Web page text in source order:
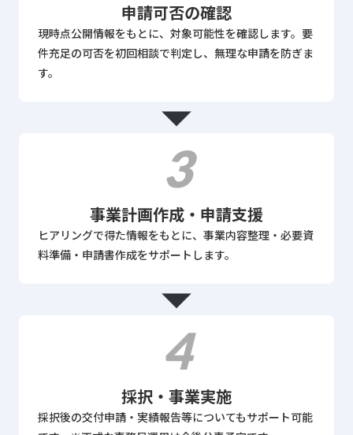
申請可否の確認
現時点公開情報をもとに、対象可能性を確認します。要
件充足の可否を初回相談で判定し、無理な申請を防ぎま
す。
arrow_drop_down
3
事業計画作成・申請支援
ヒアリングで得た情報をもとに、事業内容整理・必要資
料準備・申請書作成をサポートします。
arrow_drop_down
4
採択・事業実施
採択後の交付申請・実績報告等についてもサポート可能